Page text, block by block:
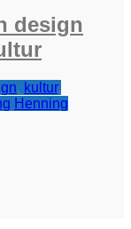
design
, kultur,
Henning